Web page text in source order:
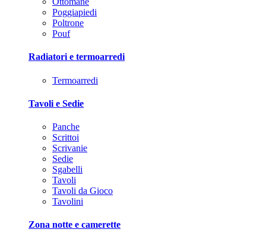
Poggiapiedi
Poltrone
Pouf
Radiatori e termoarredi
Termoarredi
Tavoli e Sedie
Panche
Scrittoi
Scrivanie
Sedie
Sgabelli
Tavoli
Tavoli da Gioco
Tavolini
Zona notte e camerette